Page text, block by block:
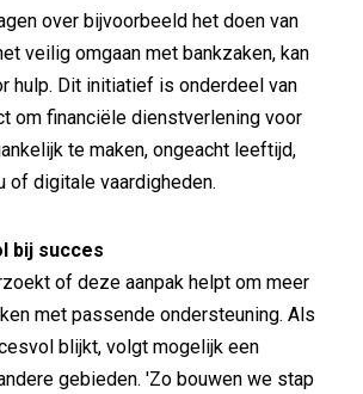
over bijvoorbeeld het doen van
veilig omgaan met bankzaken, kan
hulp. Dit initiatief is onderdeel van
om financiële dienstverlening voor
te maken, ongeacht leeftijd,
of digitale vaardigheden.
bij succes
of deze aanpak helpt om meer
met passende ondersteuning. Als
blijkt, volgt mogelijk een
gebieden. 'Zo bouwen we stap